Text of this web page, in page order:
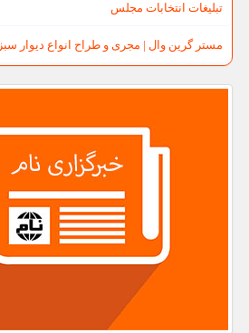
تبلیغات انتخابات مجلس
مستر گرین وال | مجری و طراح انواع دیوار سبز